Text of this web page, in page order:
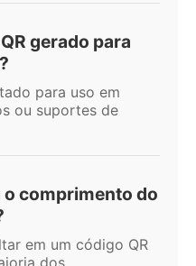
gerado para
para uso em
ou suportes de
o comprimento do
em um código QR
dos